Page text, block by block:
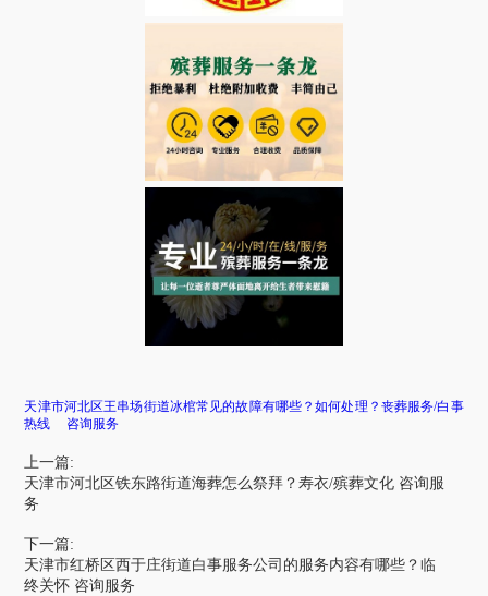
天津市河北区王串场街道冰棺常见的故障有哪些？如何处理？丧葬服务/白事
热线 咨询服务
上一篇:
天津市河北区铁东路街道海葬怎么祭拜？寿衣/殡葬文化 咨询服
务
下一篇:
天津市红桥区西于庄街道白事服务公司的服务内容有哪些？临
终关怀 咨询服务